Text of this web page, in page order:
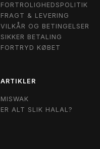
FORTROLIGHEDSPOLITIK
FRAGT & LEVERING
VILKÅR OG BETINGELSER
SIKKER BETALING
FORTRYD KØBET
ARTIKLER
MISWAK
ER ALT SLIK HALAL?